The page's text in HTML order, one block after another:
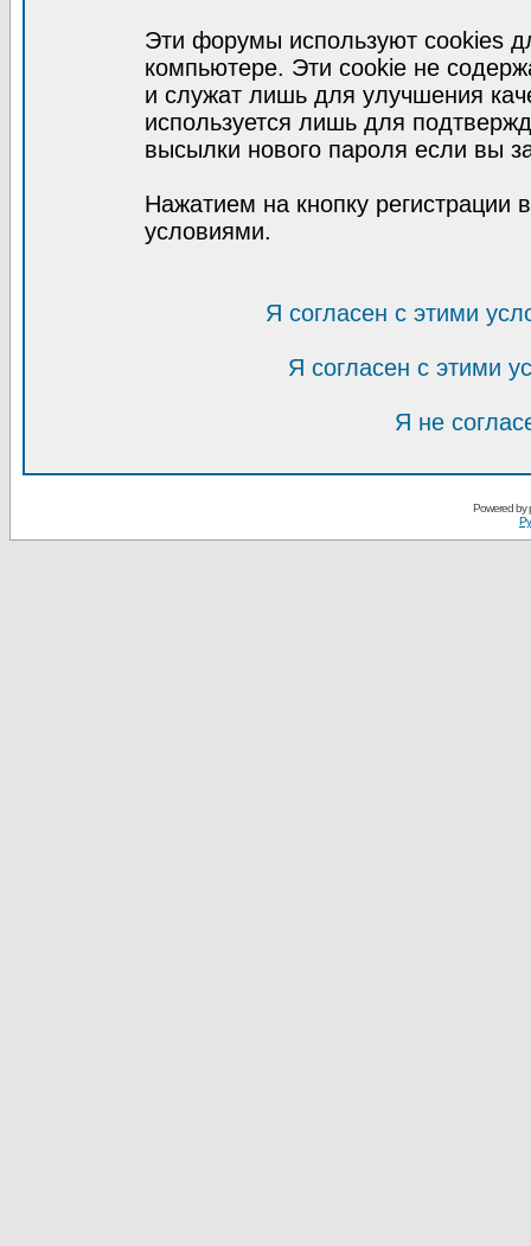
Эти форумы используют cookies
компьютере. Эти cookie не
и служат лишь для улучшения
используется лишь для
высылки нового пароля если вы
Нажатием на кнопку регистрации
условиями.
Я согласен с этими
Я согласен с этими
Я не
Powered by